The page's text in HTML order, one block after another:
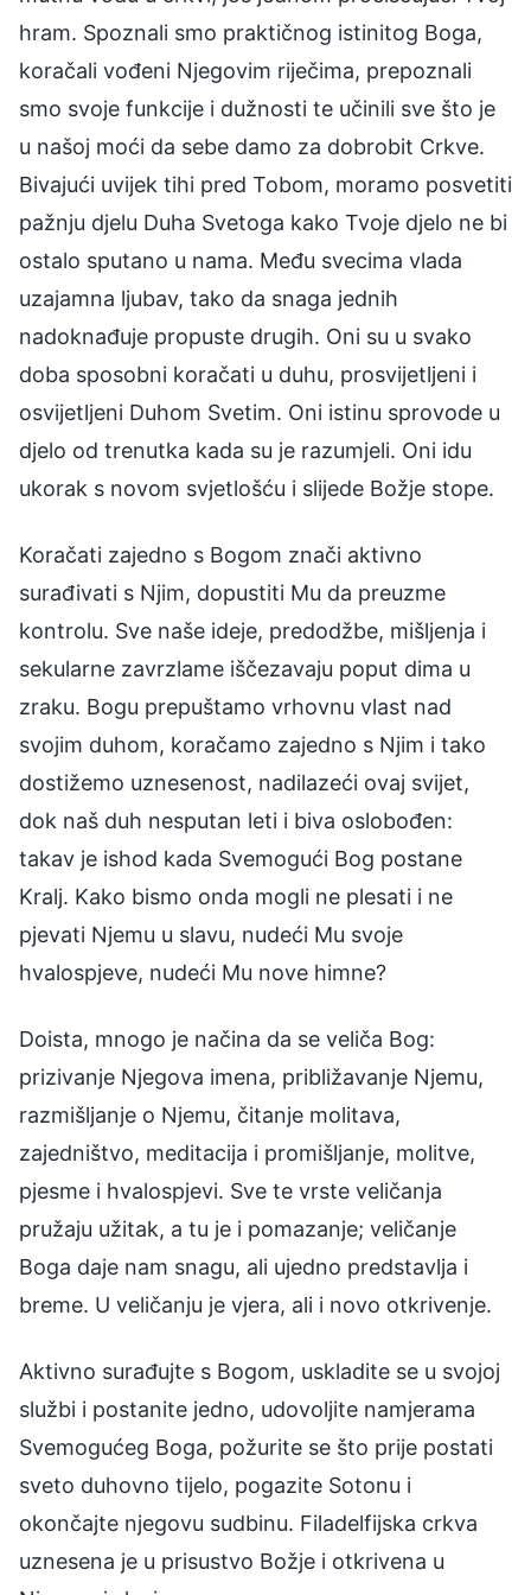
hram. Spoznali smo praktičnog istinitog Boga,
koračali vođeni Njegovim riječima, prepoznali
smo svoje funkcije i dužnosti te učinili sve što je
u našoj moći da sebe damo za dobrobit Crkve.
Bivajući uvijek tihi pred Tobom, moramo posvetiti
pažnju djelu Duha Svetoga kako Tvoje djelo ne bi
ostalo sputano u nama. Među svecima vlada
uzajamna ljubav, tako da snaga jednih
nadoknađuje propuste drugih. Oni su u svako
doba sposobni koračati u duhu, prosvijetljeni i
osvijetljeni Duhom Svetim. Oni istinu sprovode u
djelo od trenutka kada su je razumjeli. Oni idu
ukorak s novom svjetlošću i slijede Božje stope.
Koračati zajedno s Bogom znači aktivno
surađivati s Njim, dopustiti Mu da preuzme
kontrolu. Sve naše ideje, predodžbe, mišljenja i
sekularne zavrzlame iščezavaju poput dima u
zraku. Bogu prepuštamo vrhovnu vlast nad
svojim duhom, koračamo zajedno s Njim i tako
dostižemo uznesenost, nadilazeći ovaj svijet,
dok naš duh nesputan leti i biva oslobođen:
takav je ishod kada Svemogući Bog postane
Kralj. Kako bismo onda mogli ne plesati i ne
pjevati Njemu u slavu, nudeći Mu svoje
hvalospjeve, nudeći Mu nove himne?
Doista, mnogo je načina da se veliča Bog:
prizivanje Njegova imena, približavanje Njemu,
razmišljanje o Njemu, čitanje molitava,
zajedništvo, meditacija i promišljanje, molitve,
pjesme i hvalospjevi. Sve te vrste veličanja
pružaju užitak, a tu je i pomazanje; veličanje
Boga daje nam snagu, ali ujedno predstavlja i
breme. U veličanju je vjera, ali i novo otkrivenje.
Aktivno surađujte s Bogom, uskladite se u svojoj
službi i postanite jedno, udovoljite namjerama
Svemogućeg Boga, požurite se što prije postati
sveto duhovno tijelo, pogazite Sotonu i
okončajte njegovu sudbinu. Filadelfijska crkva
uznesena je u prisustvo Božje i otkrivena u